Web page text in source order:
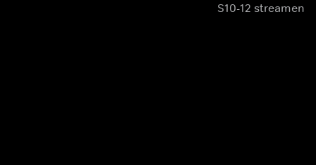
S10-12 streamen